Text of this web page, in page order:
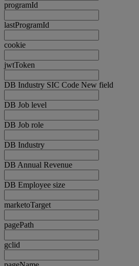
programId
lastProgramId
cookie
jwtToken
DB Industry SIC Code New field
DB Job level
DB Job role
DB Industry
DB Annual Revenue
DB Employee size
marketoTarget
pagePath
gclid